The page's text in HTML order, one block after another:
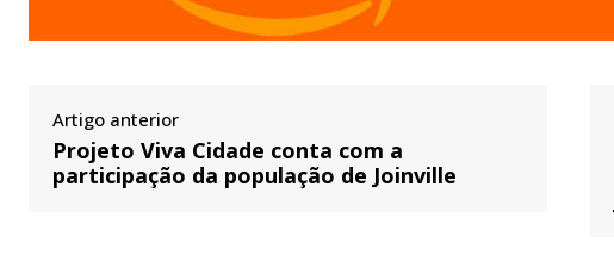
Artigo anterior
Projeto Viva Cidade conta com a
participação da população de Joinville